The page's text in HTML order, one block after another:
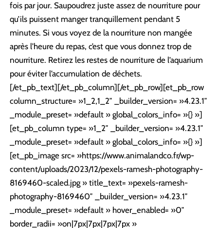
fois par jour. Saupoudrez juste assez de nourriture pour
qu’ils puissent manger tranquillement pendant 5
minutes. Si vous voyez de la nourriture non mangée
après l’heure du repas, c’est que vous donnez trop de
nourriture. Retirez les restes de nourriture de l’aquarium
pour éviter l’accumulation de déchets.
[/et_pb_text][/et_pb_column][/et_pb_row][et_pb_row
column_structure= »1_2,1_2″ _builder_version= »4.23.1″
_module_preset= »default » global_colors_info= »{} »]
[et_pb_column type= »1_2″ _builder_version= »4.23.1″
_module_preset= »default » global_colors_info= »{} »]
[et_pb_image src= »https://www.animalandco.fr/wp-
content/uploads/2023/12/pexels-ramesh-photography-
8169460-scaled.jpg » title_text= »pexels-ramesh-
photography-8169460″ _builder_version= »4.23.1″
_module_preset= »default » hover_enabled= »0″
border_radii= »on|7px|7px|7px|7px »